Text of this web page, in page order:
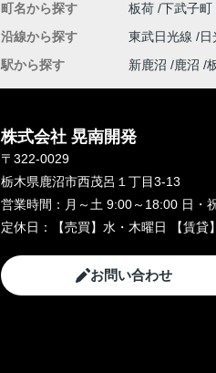
町名から探す
板荷 下武子町
沿線から探す
東武日光線
日
駅から探す
新鹿沼 鹿沼
株式会社 晃南開発
〒322-0029
栃木県鹿沼市西茂呂１丁目3-13
営業時間： 月～土 9:00～18:00 日・
定休日：
【売買】水・木曜日 【賃
お問い合わせ